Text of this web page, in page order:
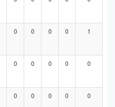
0 0 0 0 1
0 0 0 0 0
0 0 0 0 0